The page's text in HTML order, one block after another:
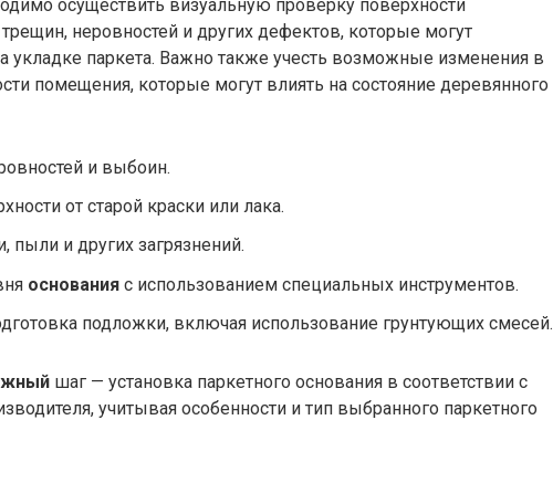
осуществить визуальную проверку поверхности
неровностей и других дефектов, которые могут
укладке паркета. Важно также учесть возможные изменения в
помещения, которые могут влиять на состояние деревянного
и выбоин.
от старой краски или лака.
пыли и других загрязнений.
основания с использованием специальных инструментов.
подложки, включая использование грунтующих смесей.
шаг — установка паркетного основания в соответствии с
учитывая особенности и тип выбранного паркетного